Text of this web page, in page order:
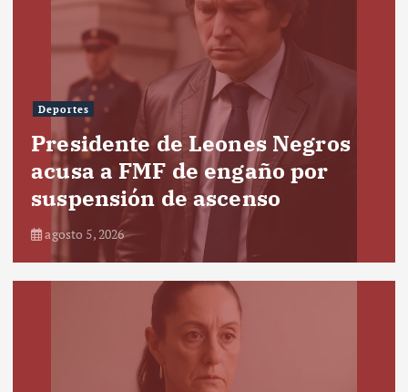
Deportes
Presidente de Leones Negros
acusa a FMF de engaño por
suspensión de ascenso
agosto 5, 2026